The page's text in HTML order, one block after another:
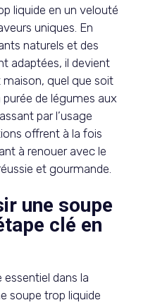
liquide en un velouté
uniques. En
naturels et des
adaptées, il devient
maison, quel que soit
de légumes aux
par l’usage
offrent à la fois
à renouer avec le
et gourmande.
une soupe
clé en
dans la
soupe trop liquide